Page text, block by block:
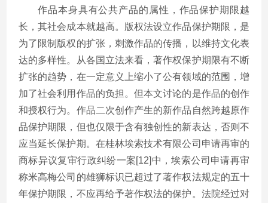
作品本身具有公共产品的属性，作品保护期限越
长，其社会成本就越高。版权法设立作品保护期限，是
为了限制版权的扩张，刺激作品的传播，以维持文化表
达的多样性。从各国立法来看，著作权保护期限有不断
扩张的趋势，在一定意义上缩小了公有领域的范围，增
加了社会利用作品的负担。但本文讨论的是作品的创作
和授权行为。作品二次创作产生的新作品自然跨越原作
品保护期限，但也仅限于含有独创性的新表达，否则不
应当延长保护期。在桂林埃索技术有限公司申请再审的
商标异议复审行政纠纷一案[12]中，埃索公司申请再审
称米高梅公司的雄狮标识已超过了著作权法规定的五十
年保护期限，不应再给予著作权法的保护。法院经过对